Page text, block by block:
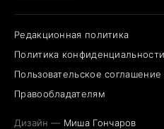
Редакционная политика
Политика конфиденциальности
Пользовательское соглашение
Правообладателям
Дизайн — Миша Гончаров